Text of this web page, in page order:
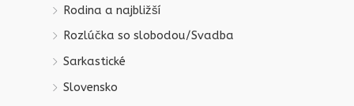
Rodina a najbližší
Rozlúčka so slobodou/Svadba
Sarkastické
Slovensko